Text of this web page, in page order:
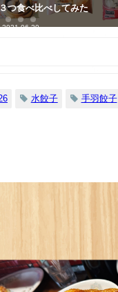
３つ食べ比べしてみた
2021-06-20
水餃子 手羽餃子